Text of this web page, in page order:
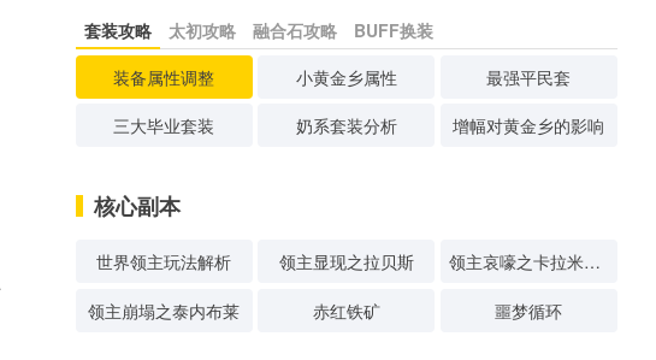
套装攻略 太初攻略 融合石攻略
BUFF换装
装备属性调整
小黄金乡属性 最强平民套
三大毕业套装 奶系套装分析 增幅对黄金乡的影响
核心副本
世界领主玩法解析 领主显现之拉贝斯 领主哀嚎之卡拉米塔斯
领主崩塌之泰内布莱 赤红铁矿 噩梦循环